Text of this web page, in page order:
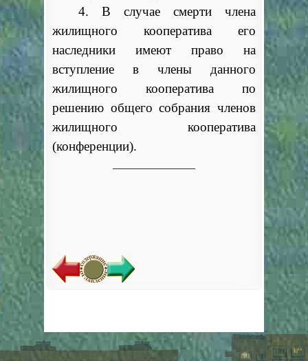
4. В случае смерти члена
жилищного кооператива его
наследники имеют право на
вступление в члены данного
жилищного кооператива по
решению общего собрания членов
жилищного кооператива
(конференции).